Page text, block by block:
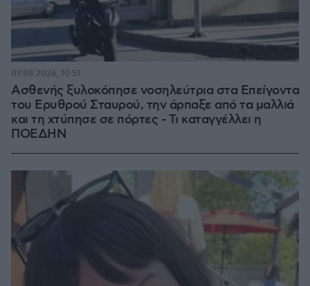
Ασθενής ξυλοκόπησε νοσηλεύτρια στα Επείγοντα
του Ερυθρού Σταυρού, την άρπαξε από τα μαλλιά
και τη χτύπησε σε πόρτες - Τι καταγγέλλει η
ΠΟΕΔΗΝ
09.08.2026, 10:51